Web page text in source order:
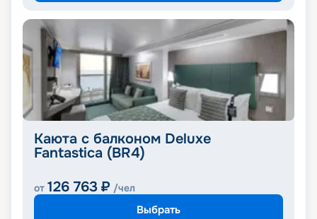
Каюта с балконом Deluxe
Fantastica (BR4)
от 126 763 ₽ /чел
Выбрать